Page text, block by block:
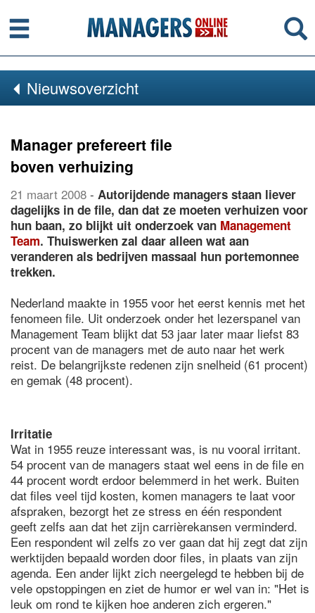
Menu
Nieuwsoverzicht
Manager prefereert file
boven verhuizing
21 maart 2008 - Autorijdende managers staan liever
dagelijks in de file, dan dat ze moeten verhuizen voor
hun baan, zo blijkt uit onderzoek van Management
Team. Thuiswerken zal daar alleen wat aan
veranderen als bedrijven massaal hun portemonnee
trekken.
Nederland maakte in 1955 voor het eerst kennis met het
fenomeen file. Uit onderzoek onder het lezerspanel van
Management Team blijkt dat 53 jaar later maar liefst 83
procent van de managers met de auto naar het werk
reist. De belangrijkste redenen zijn snelheid (61 procent)
en gemak (48 procent).
Irritatie
Wat in 1955 reuze interessant was, is nu vooral irritant.
54 procent van de managers staat wel eens in de file en
44 procent wordt erdoor belemmerd in het werk. Buiten
dat files veel tijd kosten, komen managers te laat voor
afspraken, bezorgt het ze stress en één respondent
geeft zelfs aan dat het zijn carrièrekansen verminderd.
Een respondent wil zelfs zo ver gaan dat hij zegt dat zijn
werktijden bepaald worden door files, in plaats van zijn
agenda. Een ander lijkt zich neergelegd te hebben bij de
vele opstoppingen en ziet de humor er wel van in: "Het is
leuk om rond te kijken hoe anderen zich ergeren."